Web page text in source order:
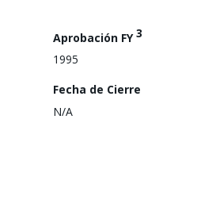
Aprobación FY3
1995
Fecha de Cierre
N/A